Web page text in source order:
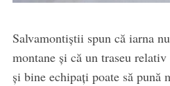
Salvamontiștii spun că iarna
montane și că un traseu
și bine echipați poate să pună